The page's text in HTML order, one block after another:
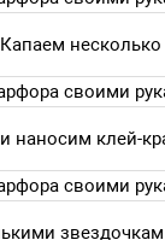
клей-